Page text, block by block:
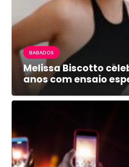
BABADOS
Melissa Biscotto
anos com ensaio